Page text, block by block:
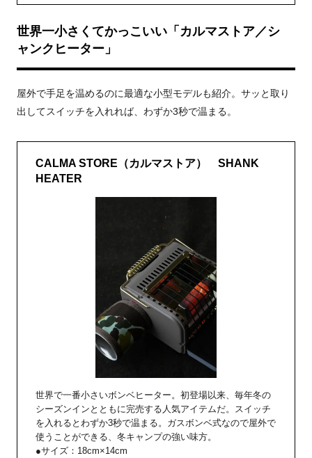
世界一小さくてかっこいい「カルマストア／シ
ャンクヒーター」
屋外で手足を温めるのに最適な小型モデルも紹介。サッと取り
出してスイッチを入れれば、わずか3秒で温まる。
CALMA STORE（カルマストア） SHANK
HEATER
世界で一番小さいボンベヒーター。初登場以来、毎年冬の
シーズンインとともに完売する人気アイテムだ。スイッチ
を入れるとわずか3秒で温まる。ガスボンベ式なので屋外で
使うことができる、冬キャンプの強い味方。
●サイズ：18cm×14cm